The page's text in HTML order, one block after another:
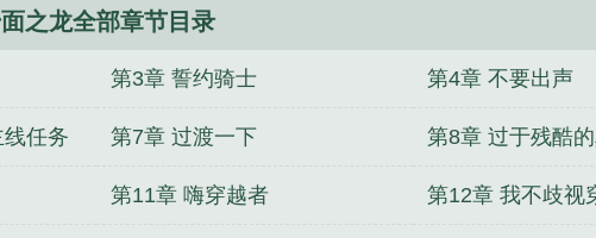
千面之龙笔趣阁txt
免费阅读 千面之龙百科
版 千面之龙第三中文网 千面之龙最新章节在线阅读 千面
读 千面之龙笔趣阁在线 千面之龙笔趣阁无错 千面
之龙全部章节目录
第3章 誓约骑士 第4章 不要出声
任务 第7章 过渡一下 第8章 过于残酷
盟主加更
第11章 嗨穿越者 第12章 我不歧视